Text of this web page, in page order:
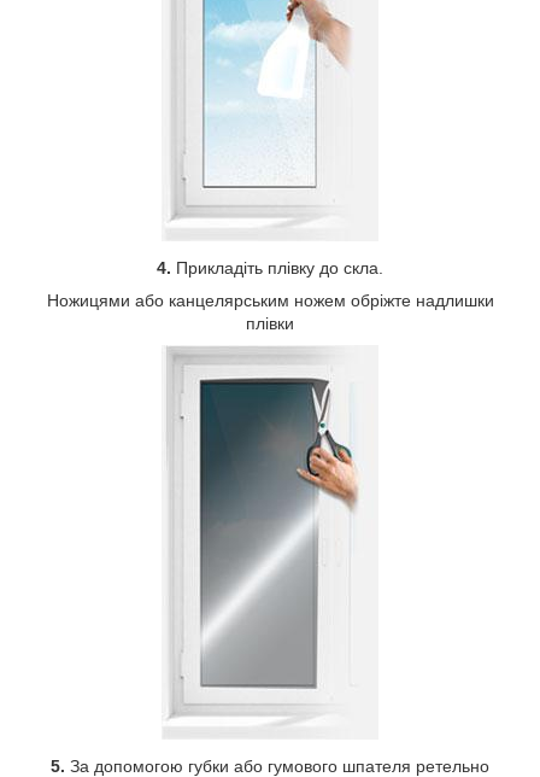
4. Прикладіть плівку до скла.
Ножицями або канцелярським ножем обріжте надлишки
плівки
5. За допомогою губки або гумового шпателя ретельно